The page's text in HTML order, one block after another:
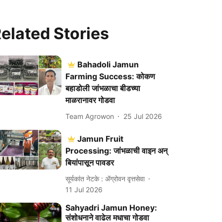
Stories
Bahadoli Jamun
Farming Success: कोकण
बहाडोली जांभळाचा बीडच्या
माळरानावर गोडवा
Team Agrowon 25 Jul 2026
Jamun Fruit
Processing: जांभळाची वाइन अन्
बियांपासून पावडर
सूर्यकांत नेटके : ॲग्रोवन वृत्तसेवा
11 Jul 2026
Sahyadri Jamun Honey:
संशोधनाने वाढेल मधाचा गोडवा